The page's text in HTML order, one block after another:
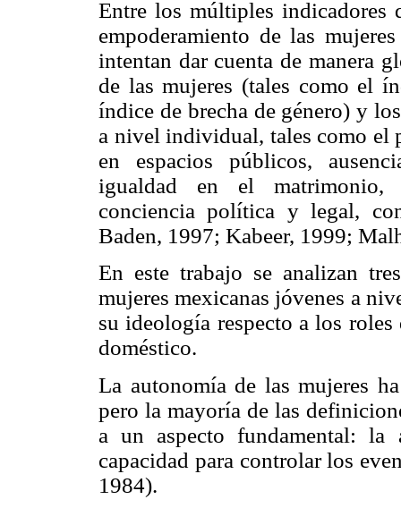
Entre los múltiples indicadores
empoderamiento de las
intentan dar cuenta de manera
de las mujeres (tales como el
índice de brecha de género) y
a nivel individual, tales como el
en espacios públicos,
igualdad en el matrimonio,
conciencia política y legal,
Baden, 1997; Kabeer, 1999;
En este trabajo se analizan
mujeres mexicanas jóvenes a
su ideología respecto a los
doméstico.
La autonomía de las mujeres
pero la mayoría de las
a un aspecto fundamental: la
capacidad para controlar los
1984).